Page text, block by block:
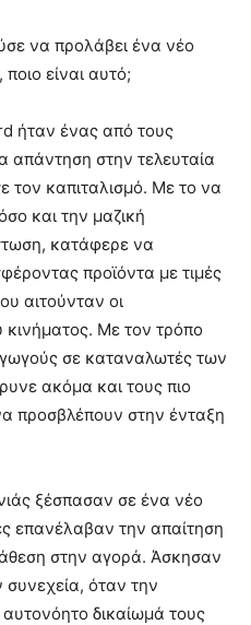
να προλάβει ένα νέο
είναι αυτό;
ήταν ένας από τους
απάντηση στην τελευταία
τον καπιταλισμό. Με το να
και την μαζική
κατάφερε να
προϊόντα με τιμές
αιτούνταν οι
κινήματος. Με τον τρόπο
σε καταναλωτές των
ακόμα και τους πιο
προσβλέπουν στην ένταξη
ξέσπασαν σε ένα νέο
επανέλαβαν την απαίτηση
στην αγορά. Άσκησαν
συνεχεία, όταν την
δικαίωμά τους